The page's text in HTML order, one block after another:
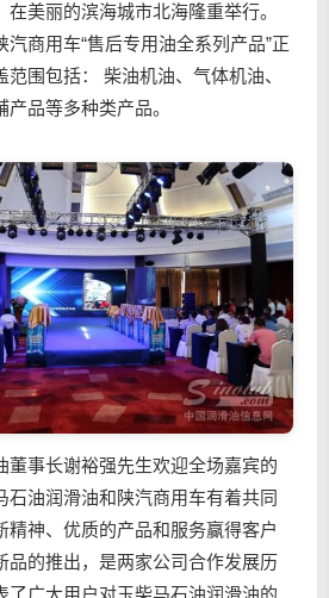
美丽的滨海城市北海隆重举行。
商用车“售后专用油全系列产品”正
围包括： 柴油机油、气体机油、
品等多种类产品。
董事长谢裕强先生欢迎全场嘉宾的
石油润滑油和陕汽商用车有着共同
精神、优质的产品和服务赢得客户
品的推出，是两家公司合作发展历
了广大用户对玉柴马石油润滑油的